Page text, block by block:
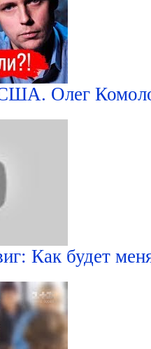
Олег
Как будет